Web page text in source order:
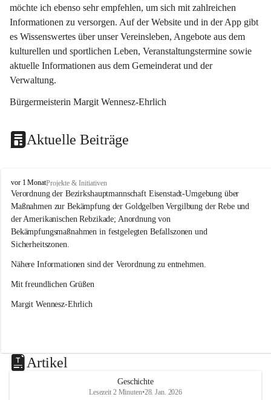
möchte ich ebenso sehr empfehlen, um sich mit zahlreichen
Informationen zu versorgen. Auf der Website und in der App gibt
es Wissenswertes über unser Vereinsleben, Angebote aus dem
kulturellen und sportlichen Leben, Veranstaltungstermine sowie
aktuelle Informationen aus dem Gemeinderat und der
Verwaltung.
Bürgermeisterin Margit Wennesz-Ehrlich
Aktuelle Beiträge
O
s
l
i
p
vor 1 MonatProjekte & Initiativen
Verordnung der Bezirkshauptmannschaft Eisenstadt-Umgebung über
Maßnahmen zur Bekämpfung der Goldgelben Vergilbung der Rebe und
der Amerikanischen Rebzikade; Anordnung von
Bekämpfungsmaßnahmen in festgelegten Befallszonen und
Sicherheitszonen.
Nähere Informationen sind der Verordnung zu entnehmen.
Mit freundlichen Grüßen
Margit Wennesz-Ehrlich
Artikel
Geschichte
Lesezeit 2 Minuten•28. Jan. 2026